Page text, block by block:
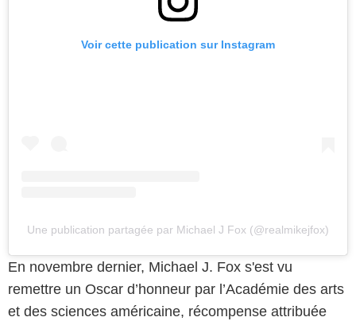
Voir cette publication sur Instagram
Une publication partagée par Michael J Fox (@realmikejfox)
En novembre dernier, Michael J. Fox s'est vu
remettre un Oscar d’honneur par l’Académie des arts
et des sciences américaine, récompense attribuée